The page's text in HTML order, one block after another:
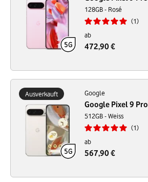
128GB - Rosé
1
ab
472,90 €
Ausverkauft Google
Google Pixel 9 Pro
512GB - Weiss
1
ab
567,90 €